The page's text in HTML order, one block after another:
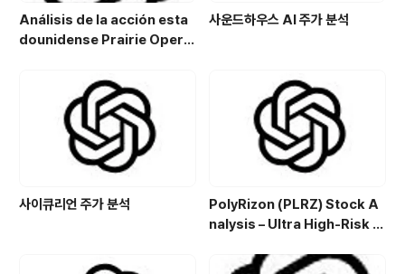
Análisis de la acción esta
dounidense Prairie Opera
de crecimiento y estrategi
a de inversión en el sector
energético
사운드하우스 AI 주가 분석
사이큐리언 주가 분석
PolyRizon (PLRZ) Stock A
nalysis – Ultra High-Risk N
with Allergy, Virus & Nalox